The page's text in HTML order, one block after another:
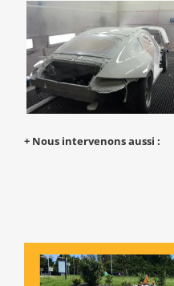
+ Nous intervenons aussi :